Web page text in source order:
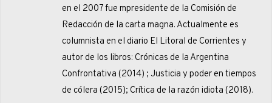
en el 2007 fue mpresidente de la Comisión de
Redacción de la carta magna. Actualmente es
columnista en el diario El Litoral de Corrientes y
autor de los libros: Crónicas de la Argentina
Confrontativa (2014) ; Justicia y poder en tiempos
de cólera (2015); Crítica de la razón idiota (2018).